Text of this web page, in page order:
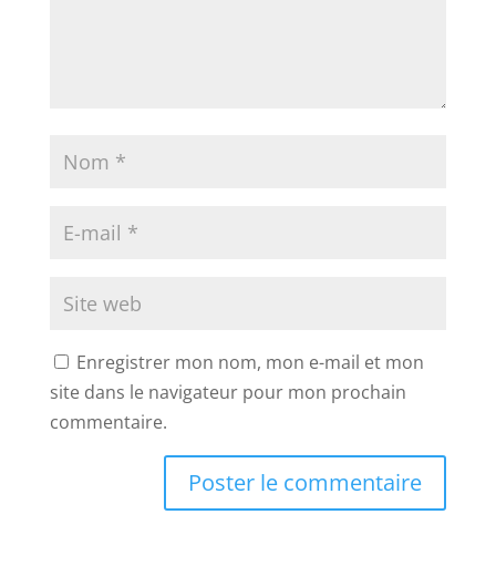
Enregistrer mon nom, mon e-mail et mon
site dans le navigateur pour mon prochain
commentaire.